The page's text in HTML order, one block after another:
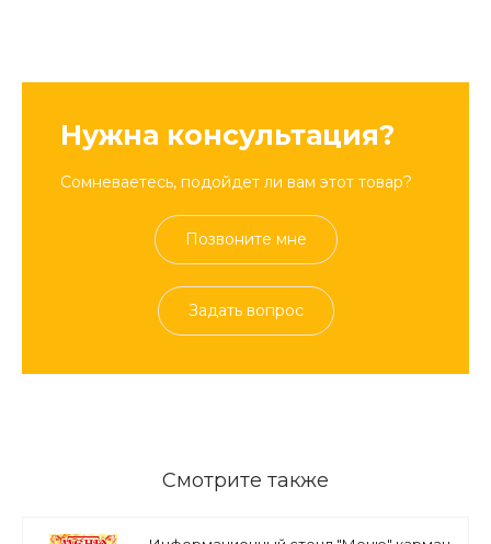
Нужна консультация?
Сомневаетесь, подойдет ли вам этот товар?
Позвоните мне
Задать вопрос
Смотрите также